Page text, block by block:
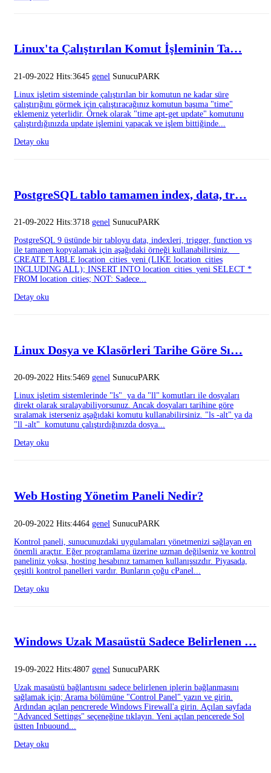
Linux'ta Çalıştırılan Komut İşleminin Ta…
21-09-2022 Hits:3645 genel SunucuPARK
Linux işletim sisteminde çalıştırılan bir komutun ne kadar süre
çalıştırığını görmek için çalıştıracağınız komutun başıma "time"
eklemeniz yeterlidir. Örnek olarak "time apt-get update" komutunu
çalıştırdığınızda update işlemini yapacak ve işlem bittiğinde...
Detay oku
PostgreSQL tablo tamamen index, data, tr…
21-09-2022 Hits:3718 genel SunucuPARK
PostgreSQL 9 üstünde bir tabloyu data, indexleri, trigger, function vs
ile tamanen kopyalamak için aşağıdaki örneği kullanabilirsiniz.
CREATE TABLE location_cities_yeni (LIKE location_cities
INCLUDING ALL); INSERT INTO location_cities_yeni SELECT *
FROM location_cities; NOT: Sadece...
Detay oku
Linux Dosya ve Klasörleri Tarihe Göre Sı…
20-09-2022 Hits:5469 genel SunucuPARK
Linux işletim sistemlerinde "ls" ya da "ll" komutları ile dosyaları
direkt olarak sıralayabiliyorsunuz. Ancak dosyaları tarihine göre
sıralamak isterseniz aşağıdaki komutu kullanabilirsiniz. "ls -alt" ya da
"ll -alt" komutunu çalıştırdığınızda dosya...
Detay oku
Web Hosting Yönetim Paneli Nedir?
20-09-2022 Hits:4464 genel SunucuPARK
Kontrol paneli, sunucunuzdaki uygulamaları yönetmenizi sağlayan en
önemli araçtır. Eğer programlama üzerine uzman değilseniz ve kontrol
paneliniz yoksa, hosting hesabınız tamamen kullanışsızdır. Piyasada,
çeşitli kontrol panelleri vardır. Bunların çoğu cPanel...
Detay oku
Windows Uzak Masaüstü Sadece Belirlenen …
19-09-2022 Hits:4807 genel SunucuPARK
Uzak masaüstü bağlantısını sadece belirlenen iplerin bağlanmasını
sağlamak için; Arama bölümüne "Control Panel" yazın ve girin.
Ardından açılan pencrerede Windows Firewall'a girin. Açılan sayfada
"Advanced Settings" seçeneğine tıklayın. Yeni açılan pencerede Sol
üstten Inbuound...
Detay oku